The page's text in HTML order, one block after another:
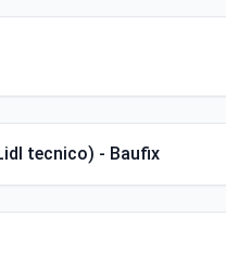
tecnico) - Baufix